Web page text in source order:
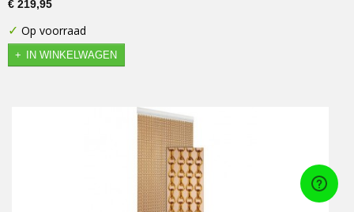
€ 219,95
✓ Op voorraad
IN WINKELWAGEN